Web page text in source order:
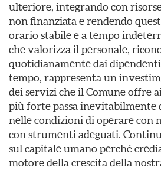
ulteriore, integrando con
non finanziata e rendendo
orario stabile e a tempo
che valorizza il personale,
quotidianamente dai dipendenti
tempo, rappresenta un
dei servizi che il Comune offre
più forte passa inevitabilmente
nelle condizioni di operare con
con strumenti adeguati.
sul capitale umano perché
motore della crescita della